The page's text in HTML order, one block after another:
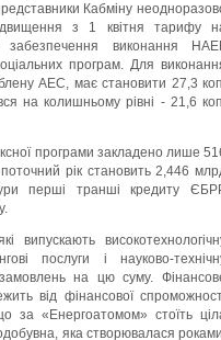
Кабміну
з 1 квітня тарифу
виконання
програм. Для
АЕС, має становити 27,3
на колишньому рівні - 21,6
програми закладено лише
рік становить 2,446
перші транші кредиту
випускають
послуги і науково-
на цю суму.
від фінансової
за «Енергоатомом» стоїть
яка створювалася